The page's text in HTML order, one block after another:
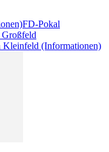
FD-Pokal
Kleinfeld (Informationen)